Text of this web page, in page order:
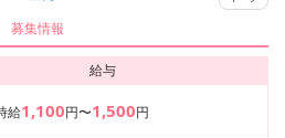
募集情報
給与
給1,100円〜1,500円